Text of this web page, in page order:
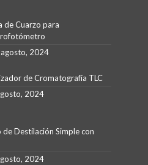
de Cuarzo para
2024
de Cromatografía TLC
2024
de Destilación Simple con
2024